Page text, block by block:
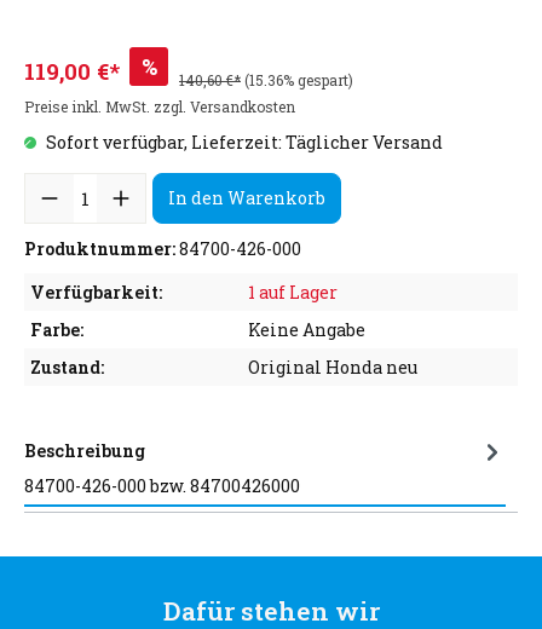
119,00 €* % 140,60 €*(15.36% gespart)
Preise inkl. MwSt. zzgl. Versandkosten
Sofort verfügbar, Lieferzeit: Täglicher Versand
In den Warenkorb
Produktnummer:84700-426-000
Verfügbarkeit:
1 auf Lager
Farbe:
Keine Angabe
Zustand:
Original Honda neu
Beschreibung
84700-426-000 bzw. 84700426000
Dafür stehen wir